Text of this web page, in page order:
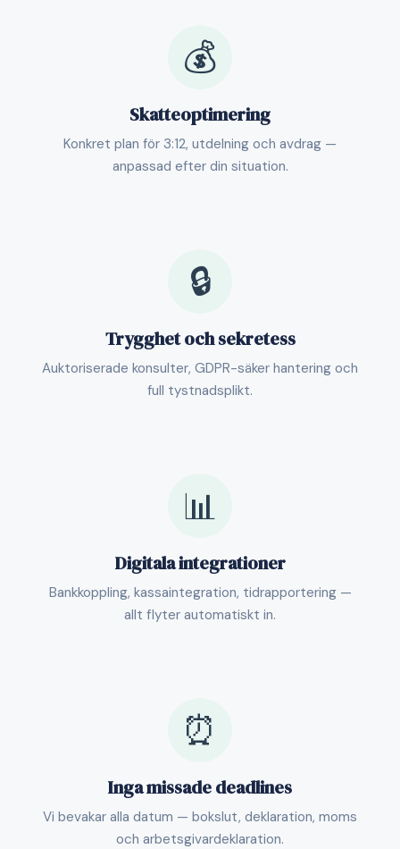
💰
Skatteoptimering
Konkret plan för 3:12, utdelning och avdrag —
anpassad efter din situation.
🔒
Trygghet och sekretess
Auktoriserade konsulter, GDPR-säker hantering och
full tystnadsplikt.
📊
Digitala integrationer
Bankkoppling, kassaintegration, tidrapportering —
allt flyter automatiskt in.
⏰
Inga missade deadlines
Vi bevakar alla datum — bokslut, deklaration, moms
och arbetsgivardeklaration.